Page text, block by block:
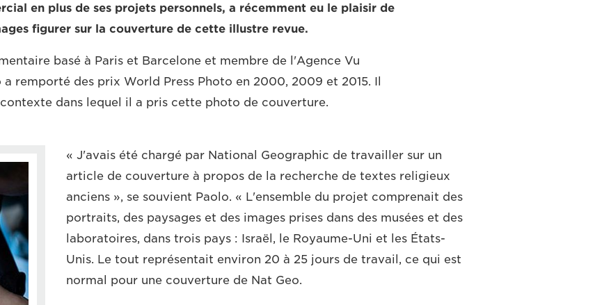
en plus de ses projets personnels, a récemment eu le plaisir de
figurer sur la couverture de cette illustre revue.
basé à Paris et Barcelone et membre de l'Agence Vu
a remporté des prix World Press Photo en 2000, 2009 et 2015. Il
dans lequel il a pris cette photo de couverture.
« J'avais été chargé par National Geographic de travailler sur un
article de couverture à propos de la recherche de textes religieux
anciens », se souvient Paolo. « L'ensemble du projet comprenait des
portraits, des paysages et des images prises dans des musées et des
laboratoires, dans trois pays : Israël, le Royaume-Uni et les États-
Unis. Le tout représentait environ 20 à 25 jours de travail, ce qui est
normal pour une couverture de Nat Geo.